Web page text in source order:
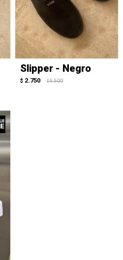
Slipper - Negro
$ 2.750 $ 5.500